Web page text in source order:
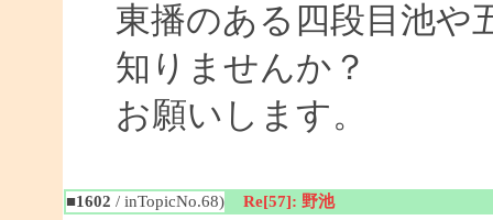
東播のある四段目池や
知りませんか？
お願いします。
■1602 / inTopicNo.68) Re[57]: 野池